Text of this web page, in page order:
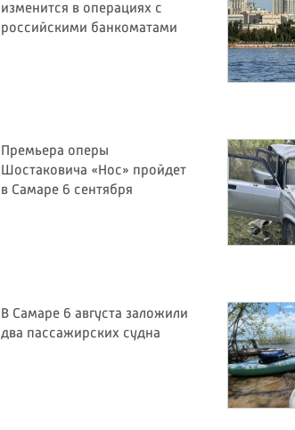
изменится в операциях с
российскими банкоматами
Премьера оперы
Шостаковича «Нос» пройдет
в Самаре 6 сентября
В Самаре 6 августа заложили
два пассажирских судна